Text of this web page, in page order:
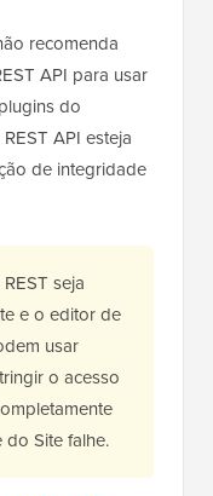
recomenda
API para usar
do
API esteja
de integridade
seja
e o editor de
usar
o acesso
Site falhe.